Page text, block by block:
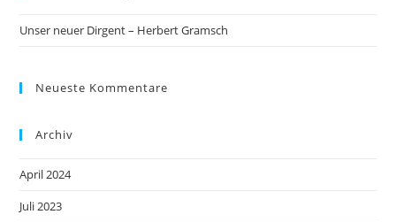
Unser neuer Dirgent – Herbert Gramsch
Neueste Kommentare
Archiv
April 2024
Juli 2023